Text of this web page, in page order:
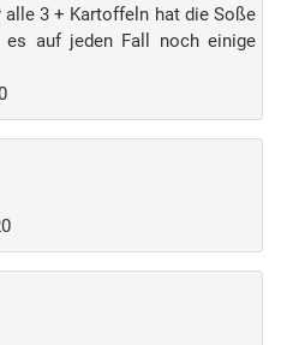
alle 3 + Kartoffeln hat die Soße
es auf jeden Fall noch einige